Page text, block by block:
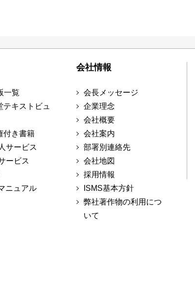
一覧
キストビュ
付き書籍
サービス
ービス
ニュアル
会社情報
会長メッセージ
企業理念
会社概要
会社案内
部署別連絡先
会社地図
採用情報
ISMS基本方針
弊社著作物の利用につ
いて